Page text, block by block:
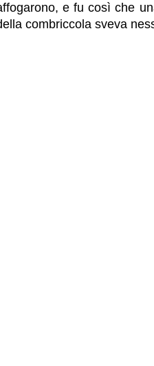
e fu così che
combriccola sveva